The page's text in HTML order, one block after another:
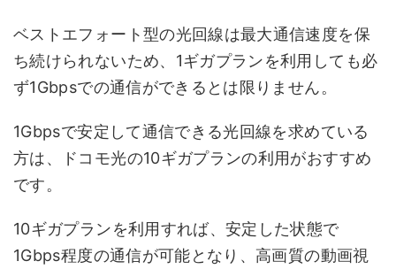
ベストエフォート型の光回線は最大通信速度を保
ち続けられないため、1ギガプランを利用しても必
ず1Gbpsでの通信ができるとは限りません。
1Gbpsで安定して通信できる光回線を求めている
方は、ドコモ光の10ギガプランの利用がおすすめ
です。
10ギガプランを利用すれば、安定した状態で
1Gbps程度の通信が可能となり、高画質の動画視